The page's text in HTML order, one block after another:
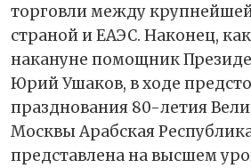
торговли между
страной и ЕАЭС. Наконец,
накануне помощник
Юрий Ушаков, в ходе
празднования 80-летия
Москвы Арабская
представлена на высшем